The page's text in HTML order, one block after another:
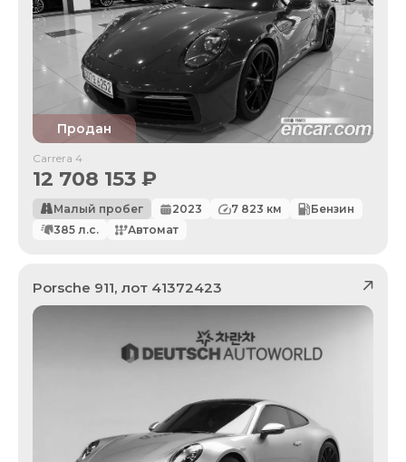
Продан
Carrera 4
12 708 153 ₽
Малый пробег 2023 7 823 км
Бензин
385 л.с. Автомат
Porsche 911, лот 41372423